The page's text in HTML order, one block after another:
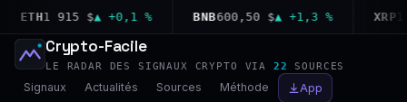
ETH1 915 $▲ +0,1 % BNB600,50 $▲ +1,3 % XRP
Crypto-Facile
LE RADAR DES SIGNAUX CRYPTO VIA 22 SOURCES
Signaux Actualités Sources Méthode App